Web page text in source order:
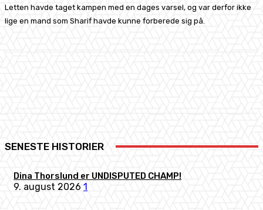
Letten havde taget kampen med en dages varsel, og var derfor ikke
lige en mand som Sharif havde kunne forberede sig på.
SENESTE HISTORIER
Dina Thorslund er UNDISPUTED CHAMP!
9. august 2026 1